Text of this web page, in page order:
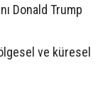
Donald Trump
ve küresel